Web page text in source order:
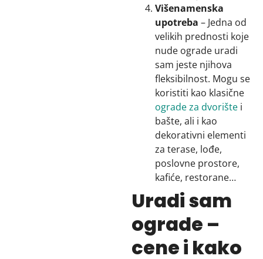
Višenamenska
upotreba – Jedna od
velikih prednosti koje
nude ograde uradi
sam jeste njihova
fleksibilnost. Mogu se
koristiti kao klasične
ograde za dvorište i
bašte, ali i kao
dekorativni elementi
za terase, lođe,
poslovne prostore,
kafiće, restorane…
Uradi sam
ograde –
cene i kako